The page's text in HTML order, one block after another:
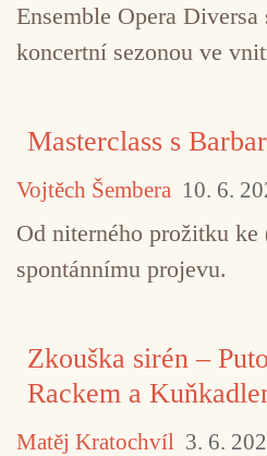
Ensemble Opera
koncertní sezonou ve
Masterclass s
Vojtěch Šembera 10. 6.
Od niterného prožitku ke
spontánnímu projevu.
Zkouška sirén –
Rackem a
Matěj Kratochvíl 3. 6.